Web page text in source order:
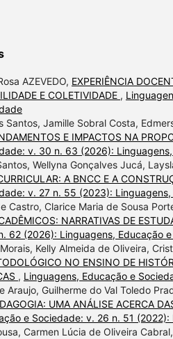
AZEVEDO, EXPERIÊNCIA
E COLETIVIDADE ,
Santos, Jamille Sobral Costa,
E IMPACTOS NA
v. 30 n. 63 (2026):
Wellyna Gonçalves Jucá,
A BNCC E A
v. 27 n. 55 (2023):
Castro, Clarice Maria de Sousa
NARRATIVAS DE
62 (2026): Linguagens, Educação
Kelly Almeida de Oliveira,
NO ENSINO DE
, Linguagens, Educação e
Araujo, Guilherme do Val Toledo
UMA ANÁLISE ACERCA
e Sociedade: v. 26 n. 51
Carmen Lúcia de Oliveira Cabral,